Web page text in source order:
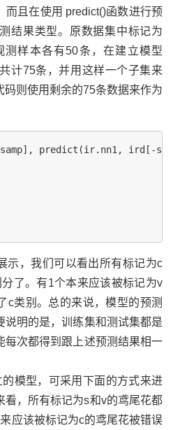
而且在使用 predict()函数进行预
结果类型。原数据集中标记为
样本各有50条，在建立模型
计75条，并用这样一个子集来
则使用剩余的75条数据来作为
predict(ir.nn1, ird[-
示，我们可以看出所有标记为c
了。有1个本来应该被标记为v
c类别。总的来说，模型的预测
说明的是，训练集和测试集都是
每次都得到跟上述预测结果相一
模型，可采用下面的方式来进
看，所有标记为s和v的鸢尾花都
应该被标记为c的鸢尾花被错误